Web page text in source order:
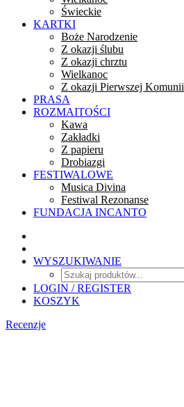
Świeckie
KARTKI
Boże Narodzenie
Z okazji ślubu
Z okazji chrztu
Wielkanoc
Z okazji Pierwszej Komunii
PRASA
ROZMAITOŚCI
Kawa
Zakładki
Z papieru
Drobiazgi
FESTIWALOWE
Musica Divina
Festiwal Rezonanse
FUNDACJA INCANTO
WYSZUKIWANIE
LOGIN / REGISTER
KOSZYK
Recenzje